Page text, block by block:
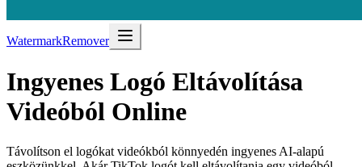
WatermarkRemover
Ingyenes Logó Eltávolítása
Videóból Online
Távolítson el logókat videókból könnyedén ingyenes AI-alapú